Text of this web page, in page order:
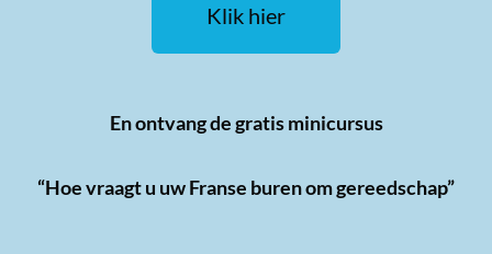
Klik hier
En ontvang de gratis minicursus
“Hoe vraagt u uw Franse buren om gereedschap”